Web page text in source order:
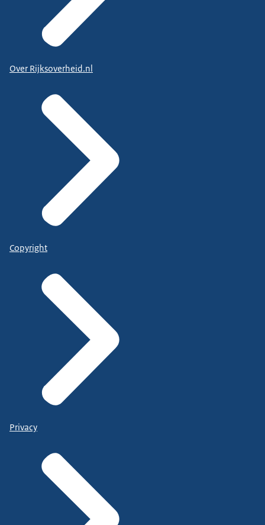
Over Rijksoverheid.nl
Copyright
Privacy